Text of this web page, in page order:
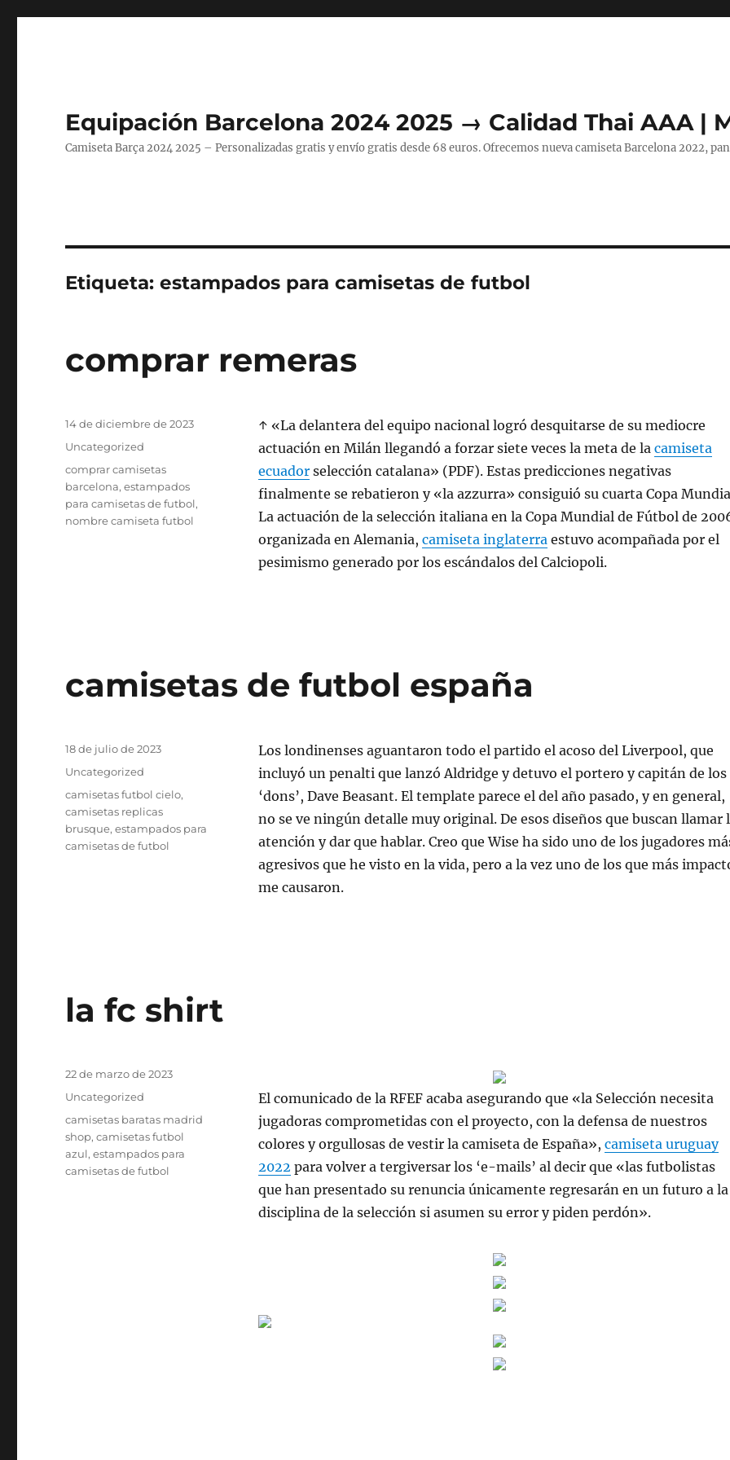
Equipación Barcelona 2024 2025 → Calidad Thai AAA |
Camiseta Barça 2024 2025 – Personalizadas gratis y envío gratis desde 68 euros. Ofrecemos nueva camiseta Barcelona 2022,
Etiqueta:estampados para camisetas de futbol
comprar remeras
↑ «La delantera del equipo nacional logró desquitarse de su mediocre
actuación en Milán llegandó a forzar siete veces la meta de la camiseta
ecuadorselección catalana» (PDF). Estas predicciones negativas
finalmente se rebatieron y «la azzurra» consiguió su cuarta Copa
La actuación de la selección italiana en la Copa Mundial de Fútbol de
organizada en Alemania, camiseta inglaterraestuvo acompañada por el
pesimismo generado por los escándalos del Calciopoli.
Publicado
14 de diciembre de 2023
Categorías
Uncategorized
Etiquetas
comprar camisetas
barcelona,estampados
para camisetas de futbol,
nombre camiseta futbol
camisetas de futbol españa
Los londinenses aguantaron todo el partido el acoso del Liverpool, que
incluyó un penalti que lanzó Aldridge y detuvo el portero y capitán de los
‘dons’, Dave Beasant. El template parece el del año pasado, y en general,
no se ve ningún detalle muy original. De esos diseños que buscan llamar
atención y dar que hablar. Creo que Wise ha sido uno de los jugadores
agresivos que he visto en la vida, pero a la vez uno de los que más
me causaron.
Publicado
18 de julio de 2023
Categorías
Uncategorized
Etiquetas
camisetas futbol cielo,
camisetas replicas
brusque,estampados para
camisetas de futbol
la fc shirt
El comunicado de la RFEF acaba asegurando que «la Selección necesita
jugadoras comprometidas con el proyecto, con la defensa de nuestros
colores y orgullosas de vestir la camiseta de España», camiseta uruguay
2022 para volver a tergiversar los ‘e-mails’ al decir que «las futbolistas
que han presentado su renuncia únicamente regresarán en un futuro a la
disciplina de la selección si asumen su error y piden perdón».
Publicado
22 de marzo de 2023
Categorías
Uncategorized
Etiquetas
camisetas baratas madrid
shop,camisetas futbol
azul,estampados para
camisetas de futbol